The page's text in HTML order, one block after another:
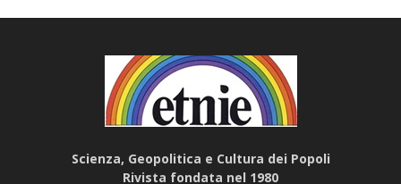
Scienza, Geopolitica e Cultura dei Popoli
Rivista fondata nel 1980